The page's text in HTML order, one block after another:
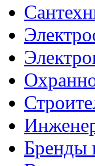
Бренды